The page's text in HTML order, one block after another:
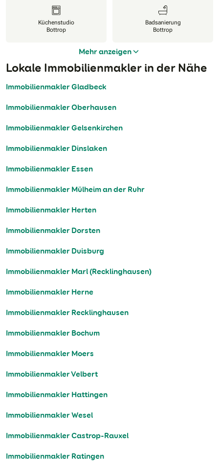
Küchenstudio
Bottrop
Badsanierung
Bottrop
Mehr anzeigen
Lokale Immobilienmakler in der Nähe
Immobilienmakler Gladbeck
Immobilienmakler Oberhausen
Immobilienmakler Gelsenkirchen
Immobilienmakler Dinslaken
Immobilienmakler Essen
Immobilienmakler Mülheim an der Ruhr
Immobilienmakler Herten
Immobilienmakler Dorsten
Immobilienmakler Duisburg
Immobilienmakler Marl (Recklinghausen)
Immobilienmakler Herne
Immobilienmakler Recklinghausen
Immobilienmakler Bochum
Immobilienmakler Moers
Immobilienmakler Velbert
Immobilienmakler Hattingen
Immobilienmakler Wesel
Immobilienmakler Castrop-Rauxel
Immobilienmakler Ratingen